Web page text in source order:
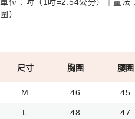
圍）
尺寸 胸圍 腰圍
M 46 45
L 48 47